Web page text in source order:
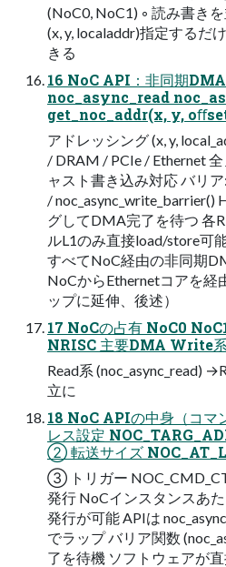
(NoC0, NoC1) ◦ 読み書き
(x, y, localaddr)指定するだ
きる
16 NoC API：非同期
noc_async_read
get_noc_addr(x, y,
アドレッシング (x, y,
/ DRAM / PCIe / Ethernet
ャスト書き込み対応 バリア
/ noc_async_write_barrier()
グしてDMA完了を待つ 各
ルL1のみ直接load/store可
すべてNoC経由の非同期
NoCからEthernetコアを経
ップに延伸、後述）
17 NoCの占有 NoC0
NRISC 主要DMA Write
Read系 (noc_async_read)
立に
18 NoC APIの中身（コ
レス設定
② 転送サイズ
③ トリガー
発⾏ NoCインスタンスあ
発⾏が可能 APIは
でラップ バリア関数
了を待機 ソフトウェアが